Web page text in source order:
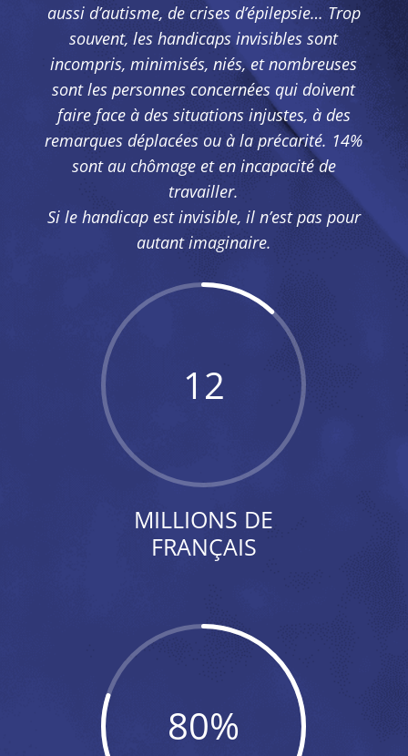
aussi d’autisme, de crises d’épilepsie… Trop
souvent, les handicaps invisibles sont
incompris, minimisés, niés, et nombreuses
sont les personnes concernées qui doivent
faire face à des situations injustes, à des
remarques déplacées ou à la précarité. 14%
sont au chômage et en incapacité de
travailler.
Si le handicap est invisible, il n’est pas pour
autant imaginaire.
12
MILLIONS DE
FRANÇAIS
80%